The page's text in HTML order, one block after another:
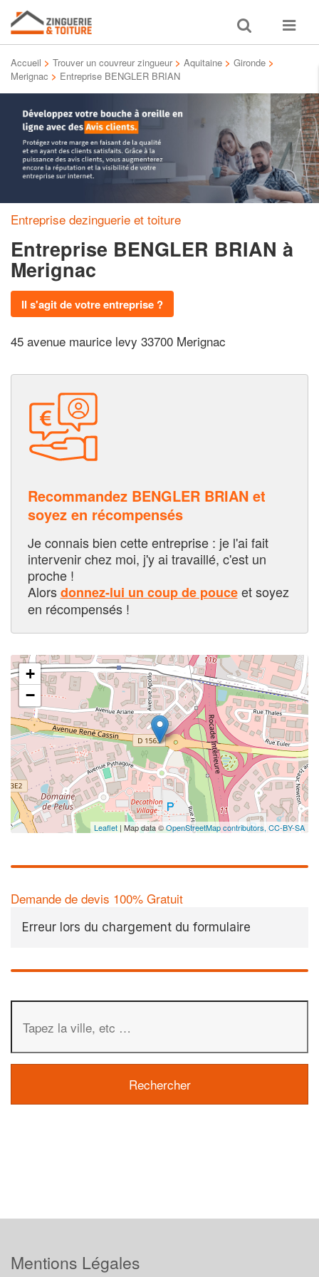
Toggle
search
Toggle
Accueil > Trouver un couvreur zingueur > Aquitaine > Gironde >
Merignac > Entreprise BENGLER BRIAN
Entreprise dezinguerie et toiture
Entreprise BENGLER BRIAN à
Merignac
Il s'agit de votre entreprise ?
45 avenue maurice levy 33700 Merignac
Recommandez BENGLER BRIAN et
soyez en récompensés
Je connais bien cette entreprise : je l'ai fait
intervenir chez moi, j'y ai travaillé, c'est un
proche !
Alorsdonnez-lui un coup de pouceet soyez
en récompensés !
+
−
Leaflet | Map data ©OpenStreetMap contributors, CC-BY-SA
Demande de devis 100% Gratuit
Erreur lors du chargement du formulaire
Mentions Légales